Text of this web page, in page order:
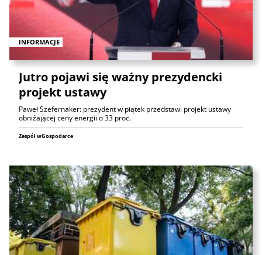
INFORMACJE
Jutro pojawi się ważny prezydencki
projekt ustawy
Paweł Szefernaker: prezydent w piątek przedstawi projekt ustawy
obniżającej ceny energii o 33 proc.
Zespół wGospodarce